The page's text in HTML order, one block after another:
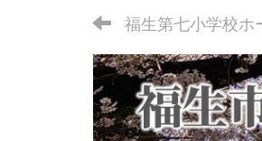
福生第七小学校ホ